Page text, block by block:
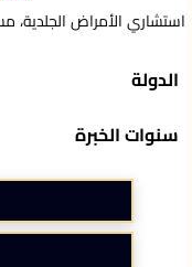
استشاري الأمراض الجلدية،
الدولة
سنوات الخبرة